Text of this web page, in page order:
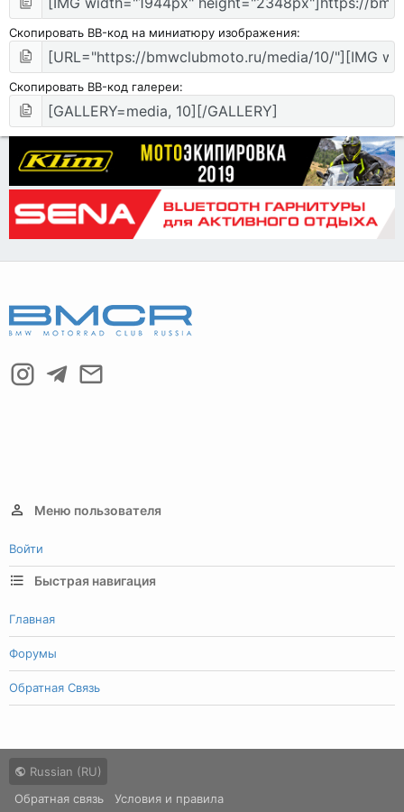
Скопировать BB-код на миниатюру изображения
Скопировать BB-код галереи
Меню пользователя
Войти
Быстрая навигация
Главная
Форумы
Обратная Связь
Russian (RU)
Обратная связь
Условия и правила